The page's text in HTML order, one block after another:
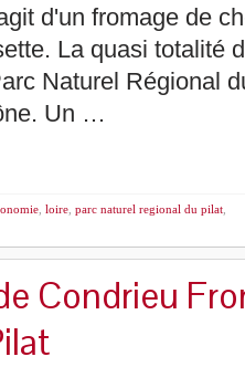
d'un fromage de
La quasi totalité
Naturel Régional
Un …
loire parc naturel regional du pilat
Condrieu